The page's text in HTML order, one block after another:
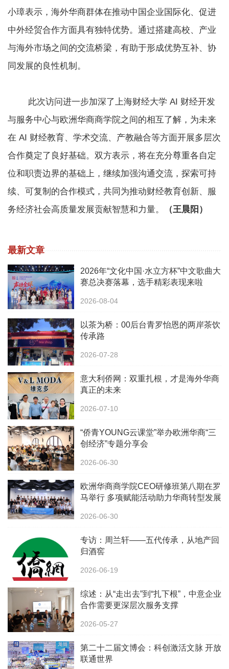
小璋表示，海外华商群体在推动中国企业国际化、促进
中外经贸合作方面具有独特优势。通过搭建高校、产业
与海外市场之间的交流桥梁，有助于形成优势互补、协
同发展的良性机制。
此次访问进一步加深了上海财经大学 AI 财经开发
与服务中心与欧洲华商商学院之间的相互了解，为未来
在 AI 财经教育、学术交流、产教融合等方面开展多层次
合作奠定了良好基础。双方表示，将在充分尊重各自定
位和职责边界的基础上，继续加强沟通交流，探索可持
续、可复制的合作模式，共同为推动财经教育创新、服
务经济社会高质量发展贡献智慧和力量。
（王晨阳）
最新文章
2026年“文化中国·水立方杯”中文歌曲大
赛总决赛落幕，选手精彩表现来啦
2026-08-04
以茶为桥：00后台青罗怡恩的两岸茶饮
传承路
2026-07-28
意大利侨网：双重扎根，才是海外华商
真正的未来
2026-07-10
“侨青YOUNG云课堂”举办欧洲华商“三
创经济”专题分享会
2026-06-30
欧洲华商商学院CEO研修班第八期在罗
马举行 多项赋能活动助力华商转型发展
2026-06-30
专访：周兰轩——五代传承，从地产回
归酒窖
2026-06-19
综述：从“走出去”到“扎下根”，中意企业
合作需要更深层次服务支撑
2026-05-27
第二十二届文博会：科创激活文脉 开放
联通世界